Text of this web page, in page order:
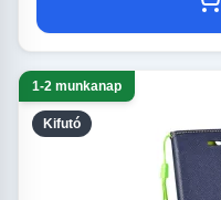
Kifutó
1-2 munkanap